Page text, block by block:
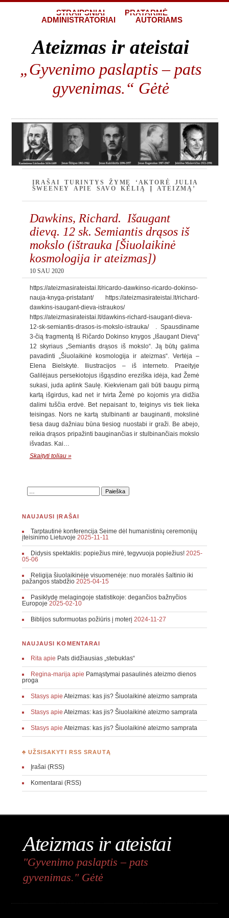
STRAIPSNIAI
PRATARMĖ
ADMINISTRATORIAI
AUTORIAMS
Ateizmas ir ateistai
„Gyvenimo paslaptis – pats
gyvenimas.“ Gėtė
ĮRAŠAI TURINTYS ŽYMĘ ‘AKTORĖ JULIA
SWEENEY APIE SAVO KELIĄ Į ATEIZMĄ’
Dawkins, Richard. Išaugant
dievą. 12 sk. Semiantis drąsos iš
mokslo (ištrauka [Šiuolaikinė
kosmologija ir ateizmas])
10 SAU 2020
https://ateizmasirateistai.lt/ricardo-dawkinso-ricardo-dokinso-
nauja-knyga-pristatant/ https://ateizmasirateistai.lt/richard-
dawkins-isaugant-dieva-istraukos/
https://ateizmasirateistai.lt/dawkins-richard-isaugant-dieva-
12-sk-semiantis-drasos-is-mokslo-istrauka/ . Spausdiname
3-čią fragmentą Iš Ričardo Dokinso knygos „Išaugant Dievą“
12 skyriaus „Semiantis drąsos iš mokslo“. Ją būtų galima
pavadinti „Šiuolaikinė kosmologija ir ateizmas“. Vertėja –
Elena Bielskytė. Iliustracijos – iš interneto. Praeityje
Galilėjaus persekiotojus išgąsdino ereziška idėja, kad Žemė
sukasi, juda aplink Saulę. Kiekvienam gali būti baugu pirmą
kartą išgirdus, kad net ir tvirta Žemė po kojomis yra didžia
dalimi tuščia erdvė. Bet nepaisant to, teiginys vis tiek lieka
teisingas. Nors ne kartą stulbinanti ar bauginanti, mokslinė
tiesa daug dažniau būna tiesiog nuostabi ir graži. Be abejo,
reikia drąsos pripažinti bauginančias ir stulbinančiais mokslo
išvadas. Kai…
Skaityti toliau »
NAUJAUSI ĮRAŠAI
Tarptautinė konferencija Seime dėl humanistinių ceremonijų
įteisinimo Lietuvoje 2025-11-11
Didysis spektaklis: popiežius mirė, tegyvuoja popiežius! 2025-
05-06
Religija šiuolaikinėje visuomenėje: nuo moralės šaltinio iki
pažangos stabdžio 2025-04-15
Pasiklydę melagingoje statistikoje: degančios bažnyčios
Europoje 2025-02-10
Biblijos suformuotas požiūris į moterį 2024-11-27
NAUJAUSI KOMENTARAI
Ritaapie Pats didžiausias „stebuklas“
Regina-marijaapie Pamąstymai pasaulinės ateizmo dienos
proga
Stasysapie Ateizmas: kas jis? Šiuolaikinė ateizmo samprata
Stasysapie Ateizmas: kas jis? Šiuolaikinė ateizmo samprata
Stasysapie Ateizmas: kas jis? Šiuolaikinė ateizmo samprata
♣ UŽSISAKYTI RSS SRAUTĄ
Įrašai (RSS)
Komentarai (RSS)
Ateizmas ir ateistai
"Gyvenimo paslaptis – pats
gyvenimas." Gėtė